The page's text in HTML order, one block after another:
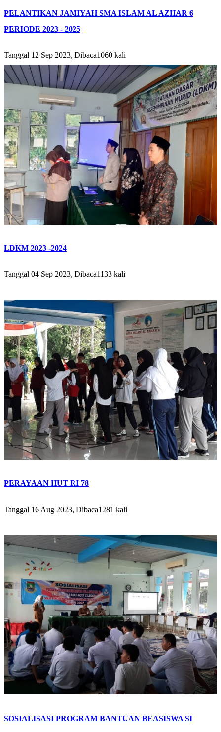
PELANTIKAN JAMIYAH SMA ISLAM AL AZHAR 6
PERIODE 2023 - 2025
Tanggal 12 Sep 2023, Dibaca1060 kali
LDKM 2023 -2024
Tanggal 04 Sep 2023, Dibaca1133 kali
PERAYAAN HUT RI 78
Tanggal 16 Aug 2023, Dibaca1281 kali
SOSIALISASI PROGRAM BANTUAN BEASISWA SI